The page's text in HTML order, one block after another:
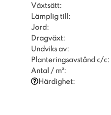
Växtsätt:
Lämplig till:
Jord:
Dragväxt:
Undviks av:
Planteringsavstånd c/c:
Antal / m²:
Härdighet: